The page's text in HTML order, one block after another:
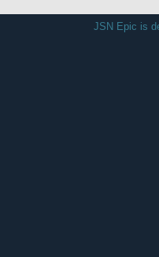
JSN Epic is